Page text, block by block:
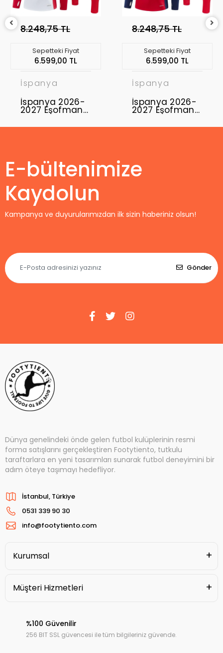
8.248,75 TL
Sepetteki Fiyat
6.599,00 TL
İspanya
İspanya 2026-
2027 Eşofman
Takımı ESP-02
8.248,75 TL
Sepetteki Fiyat
6.599,00 TL
İspanya
İspanya 2026-
2027 Eşofman
Takımı ESP-03
E-bültenimize
Kaydolun
Kampanya ve duyurularımızdan ilk sizin haberiniz olsun!
Gönder
Dünya genelindeki önde gelen futbol kulüplerinin resmi
forma satışlarını gerçekleştiren Footytiento, tutkulu
taraftarlara en yeni tasarımları sunarak futbol deneyimini bir
adım öteye taşımayı hedefliyor.
İstanbul, Türkiye
0531 339 90 30
info@footytiento.com
Kurumsal
Müşteri Hizmetleri
%100 Güvenilir
256 BIT SSL güvencesi ile tüm bilgileriniz güvende.